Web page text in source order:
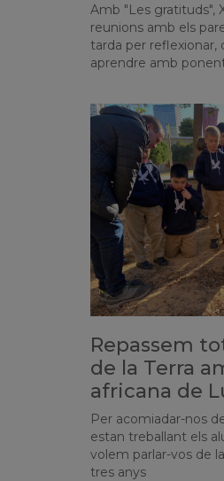
Amb "Les gratituds",
reunions amb els
tarda per reflexionar,
aprendre amb
Repassem
de la Terra
africana de
Per acomiadar-nos
estan treballant els
volem parlar-vos de
tres anys